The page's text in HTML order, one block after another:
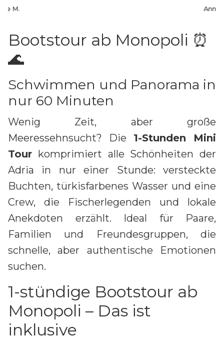
Bootstour ab Monopoli ⏰
🌊
Schwimmen und Panorama in
nur 60 Minuten
Wenig Zeit, aber große
Meeressehnsucht? Die 1-Stunden Mini
Tour komprimiert alle Schönheiten der
Adria in nur einer Stunde: versteckte
Buchten, türkisfarbenes Wasser und eine
Crew, die Fischerlegenden und lokale
Anekdoten erzählt. Ideal für Paare,
Familien und Freundesgruppen, die
schnelle, aber authentische Emotionen
suchen.
1-stündige Bootstour ab
Monopoli – Das ist
inklusive